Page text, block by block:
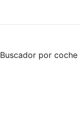
Buscador por coche